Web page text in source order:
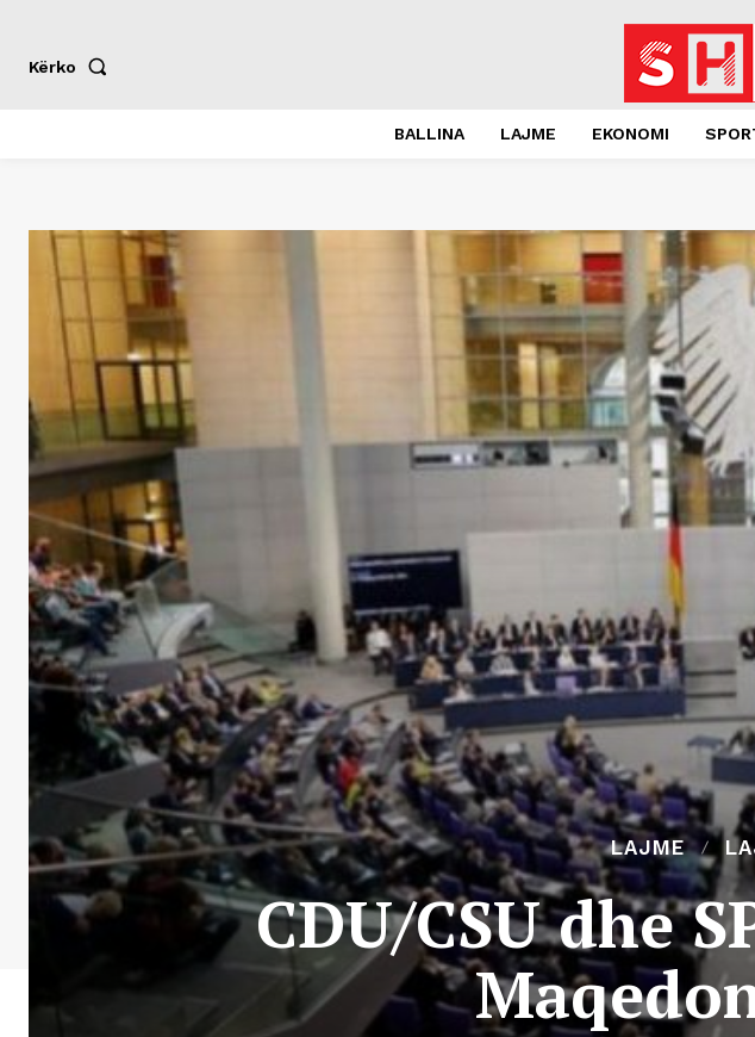
Kërko
BALLINA LAJME EKONOMI
LAJME
CDU/CSU dhe